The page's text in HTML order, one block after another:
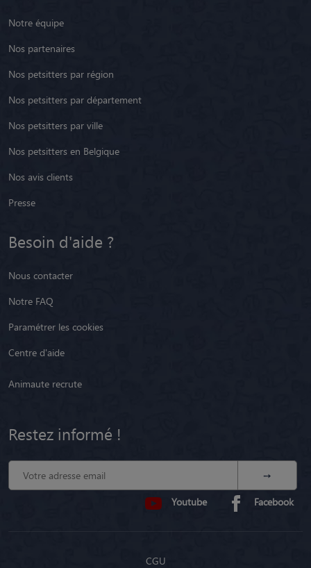
Notre équipe
Nos partenaires
Nos petsitters par région
Nos petsitters par département
Nos petsitters par ville
Nos petsitters en Belgique
Nos avis clients
Presse
Besoin d'aide ?
Nous contacter
Notre FAQ
Paramétrer les cookies
Centre d'aide
Animaute recrute
Restez informé !
Youtube Facebook
CGU